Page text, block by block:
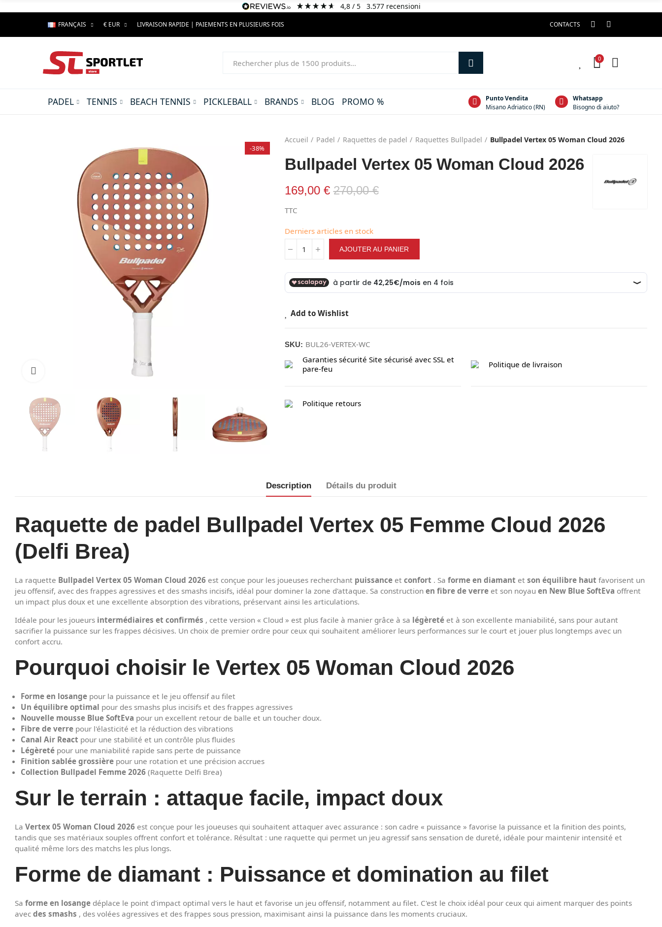
4,8/ 5 3.577 recensioni
FRANÇAIS € EUR LIVRAISON RAPIDE | PAIEMENTS EN PLUSIEURS FOIS CONTACTS
0
PADEL TENNIS BEACH TENNIS PICKLEBALL BRANDS BLOG PROMO %
Punto Vendita
Misano Adriatico (RN)
Whatsapp
Bisogno di aiuto?
-38%
Accueil Padel Raquettes de padel Raquettes Bullpadel Bullpadel Vertex 05 Woman Cloud 2026
Bullpadel Vertex 05 Woman Cloud 2026
169,00 €270,00 €
TTC
Derniers articles en stock
AJOUTER AU PANIER
Add to Wishlist
SKU: BUL26-VERTEX-WC
Garanties sécurité Site sécurisé avec SSL et
pare-feu
Politique de livraison
Politique retours
Description Détails du produit
Raquette de padel Bullpadel Vertex 05 Femme Cloud 2026
(Delfi Brea)
La raquette Bullpadel Vertex 05 Woman Cloud 2026 est conçue pour les joueuses recherchant puissance et confort . Sa forme en diamant et son équilibre haut favorisent un
jeu offensif, avec des frappes agressives et des smashs incisifs, idéal pour dominer la zone d'attaque. Sa construction en fibre de verre et son noyau en New Blue SoftEva offrent
un impact plus doux et une excellente absorption des vibrations, préservant ainsi les articulations.
Idéale pour les joueurs intermédiaires et confirmés , cette version « Cloud » est plus facile à manier grâce à sa légèreté et à son excellente maniabilité, sans pour autant
sacrifier la puissance sur les frappes décisives. Un choix de premier ordre pour ceux qui souhaitent améliorer leurs performances sur le court et jouer plus longtemps avec un
confort accru.
Pourquoi choisir le Vertex 05 Woman Cloud 2026
Forme en losange pour la puissance et le jeu offensif au filet
Un équilibre optimal pour des smashs plus incisifs et des frappes agressives
Nouvelle mousse Blue SoftEva pour un excellent retour de balle et un toucher doux.
Fibre de verre pour l'élasticité et la réduction des vibrations
Canal Air React pour une stabilité et un contrôle plus fluides
Légèreté pour une maniabilité rapide sans perte de puissance
Finition sablée grossière pour une rotation et une précision accrues
Collection Bullpadel Femme 2026 (Raquette Delfi Brea)
Sur le terrain : attaque facile, impact doux
La Vertex 05 Woman Cloud 2026 est conçue pour les joueuses qui souhaitent attaquer avec assurance : son cadre « puissance » favorise la puissance et la finition des points,
tandis que ses matériaux souples offrent confort et tolérance. Résultat : une raquette qui permet un jeu agressif sans sensation de dureté, idéale pour maintenir intensité et
qualité même lors des matchs les plus longs.
Forme de diamant : Puissance et domination au filet
Sa forme en losange déplace le point d'impact optimal vers le haut et favorise un jeu offensif, notamment au filet. C'est le choix idéal pour ceux qui aiment marquer des points
avec des smashs , des volées agressives et des frappes sous pression, maximisant ainsi la puissance dans les moments cruciaux.